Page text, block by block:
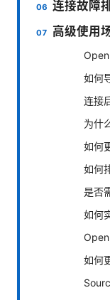
连接故障
高级使用
Open
如何
连接
为什
如何
如何
是否
如何
Open
如何